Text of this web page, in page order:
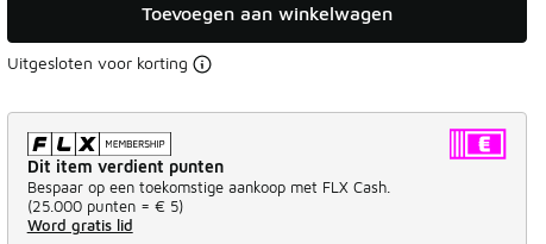
Toevoegen aan winkelwagen
Uitgesloten voor korting
Dit item verdient punten
Bespaar op een toekomstige aankoop met FLX Cash.
(25.000 punten = € 5)
Word gratis lid